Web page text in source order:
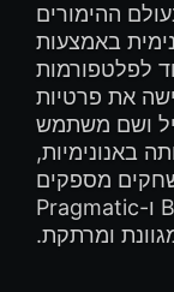
ההימורים
באמצעות
לפלטפורמות
את פרטיות
ושם משתמש
באנונימיות,
מספקים
נודעים כמו Betsoft, Microgaming ו-Pragmatic